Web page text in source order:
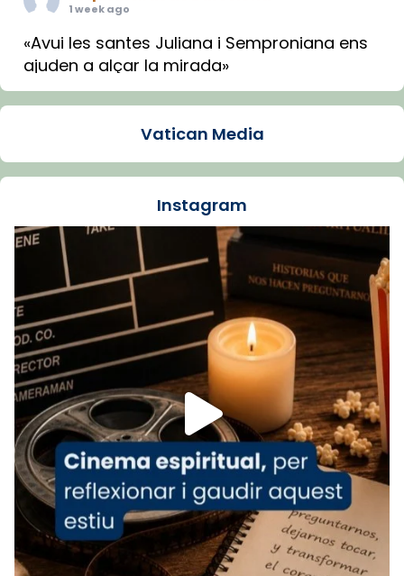
1 week ago
«Avui les santes Juliana i Semproniana ens
ajuden a alçar la mirada»
Mons. Sergi Gordo, bisbe de Tortosa, ha
Santes de Mataró.
🔗tinyurl.com/cvu5jmbk
Foto
View on Facebook Share
Arquebisbat de Barcelonais at Catedral
de Barcelona.
1 week ago
Aquest dilluns, 27 de juliol, ha tingut lloc la
missa d’acció de gràcies en agraïment al
comitè organitzador de la visita apostòlica
del Sant Pare Lleó XIV a Barcelona, i als
col·laboradors, a la Catedral de Barcelona.
L’arquebisbe de Barcelona, el cardenal Joan
Josep Omella, ha presidit la missa i l’ha
concelebrat el bisbe auxiliar de Barcelona,
Mons. David Abadías.
Vatican Media
Instagram